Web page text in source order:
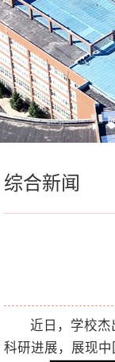
综合新闻
近日，学校
科研进展，展现中